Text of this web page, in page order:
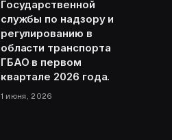
Государственной
службы по надзору и
регулированию в
области транспорта
ГБАО в первом
квартале 2026 года.
1 июня, 2026